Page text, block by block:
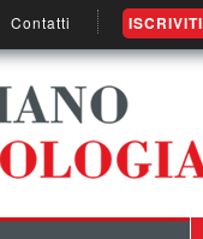
Contatti